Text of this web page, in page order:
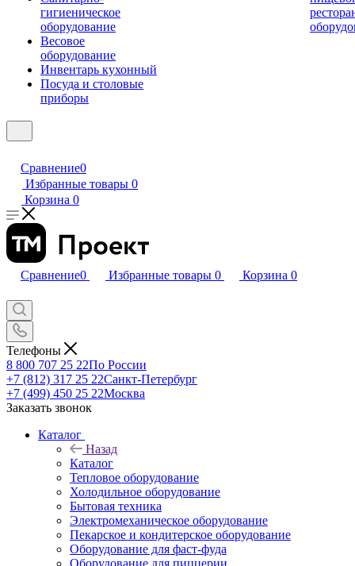
гигиеническое
оборудование
Весовое
оборудование
Инвентарь кухонный
Посуда и столовые
приборы
Сравнение0
Избранные товары 0
Корзина 0
Сравнение0 Избранные товары 0 Корзина 0
Телефоны
8 800 707 25 22По России
+7 (812) 317 25 22Санкт-Петербург
+7 (499) 450 25 22Москва
Заказать звонок
Каталог
Назад
Каталог
Тепловое оборудование
Холодильное оборудование
Бытовая техника
Электромеханическое оборудование
Пекарское и кондитерское оборудование
Оборудование для фаст-фуда
Оборудование для пиццерии